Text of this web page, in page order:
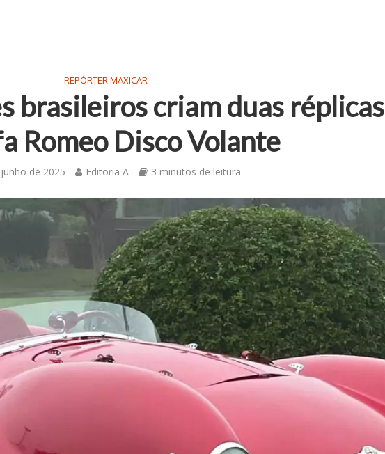
REPÓRTER MAXICAR
brasileiros criam duas réplicas
Romeo Disco Volante
de 2025 Editoria A 3 minutos de leitura